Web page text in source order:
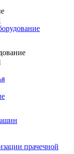
прачечной